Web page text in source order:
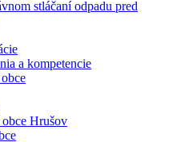
stláčaní odpadu pred
a kompetencie
Hrušov